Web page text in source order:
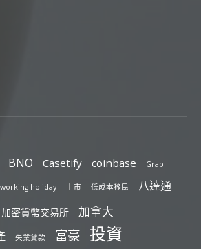
BNO Casetify coinbase Grab
working holiday 上市 低成本移民 八達通
加密貨幣交易所 加拿大
失業貸款 富豪 投資